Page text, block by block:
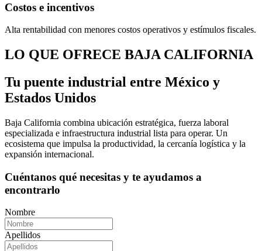
Costos e incentivos
Alta rentabilidad con menores costos operativos y estímulos fiscales.
LO QUE OFRECE BAJA CALIFORNIA
Tu puente industrial entre México y
Estados Unidos
Baja California combina ubicación estratégica, fuerza laboral
especializada e infraestructura industrial lista para operar. Un
ecosistema que impulsa la productividad, la cercanía logística y la
expansión internacional.
Cuéntanos qué necesitas y te ayudamos a
encontrarlo
Nombre
Apellidos